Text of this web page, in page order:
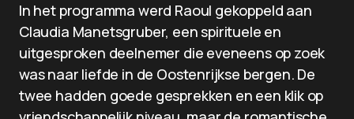
In het programma werd Raoul gekoppeld aan
Claudia Manetsgruber, een spirituele en
uitgesproken deelnemer die eveneens op zoek
was naar liefde in de Oostenrijkse bergen. De
twee hadden goede gesprekken en een klik op